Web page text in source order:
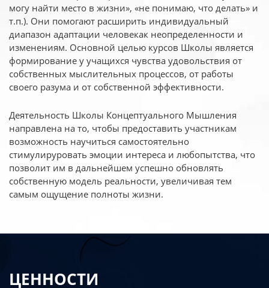
могу найти место в жизни», «не понимаю, что делать» и
т.п.). Они помогают расширить индивидуальный
диапазон адаптации человекак неопределенности и
изменениям. Основной целью курсов Школы является
формирование у учащихся чувства удовольствия от
собственных мыслительных процессов, от работы
своего разума и от собственной эффективности.
Деятельность Школы Концептуального Мышления
направлена на то, чтобы предоставить участникам
возможность научиться самостоятельно
стимулируровать эмоции интереса и любопытства, что
позволит им в дальнейшем успешно обновлять
собственную модель реальности, увеличивая тем
самым ощущение полноты жизни.
ЦЕННОСТИ